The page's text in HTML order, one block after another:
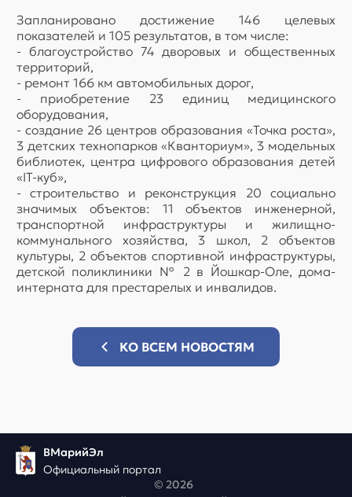
Запланировано достижение 146 целевых
показателей и 105 результатов, в том числе:
- благоустройство 74 дворовых и общественных
территорий,
- ремонт 166 км автомобильных дорог,
- приобретение 23 единиц медицинского
оборудования,
- создание 26 центров образования «Точка роста»,
3 детских технопарков «Кванториум», 3 модельных
библиотек, центра цифрового образования детей
«IT-куб»,
- строительство и реконструкция 20 социально
значимых объектов: 11 объектов инженерной,
транспортной инфраструктуры и жилищно-
коммунального хозяйства, 3 школ, 2 объектов
культуры, 2 объектов спортивной инфраструктуры,
детской поликлиники № 2 в Йошкар-Оле, дома-
интерната для престарелых и инвалидов.
КО ВСЕМ НОВОСТЯМ
ВМарийЭл
Официальный портал
© 2026